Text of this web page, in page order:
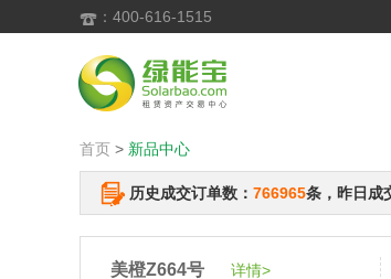
 ：400-616-1515
首页 > 新品中心
历史成交订单数： 766965条，昨日成
美橙Z664号 详情>